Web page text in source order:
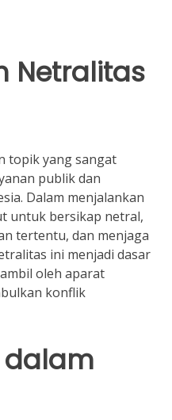
Netralitas
topik yang sangat
publik dan
Dalam menjalankan
untuk bersikap netral,
tertentu, dan menjaga
ini menjadi dasar
oleh aparat
konflik
dalam